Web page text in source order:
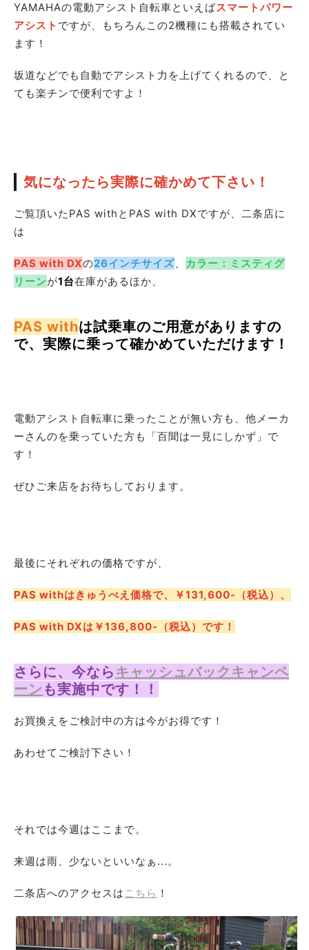
YAMAHAの電動アシスト自転車といえばスマートパワー
アシスト ですが、もちろんこの2機種にも搭載されてい
ます！
坂道などでも自動でアシスト力を上げてくれるので、と
ても楽チンで便利ですよ！
気になったら実際に確かめて下さい！
ご覧頂いたPAS withとPAS with DXですが、二条店に
は
PAS with DXの26インチサイズ、 カラー：ミスティグ
リーンが1台在庫があるほか、
PAS withは試乗車のご用意がありますの
で、 実際に乗って確かめていただけます！
電動アシスト自転車に乗ったことが無い方も、他メーカ
ーさんのを乗っていた方も「百聞は一見にしかず」で
す！
ぜひご来店をお待ちしております。
最後にそれぞれの価格ですが、
PAS withはきゅうべえ価格で、￥131,600-（税込）、
PAS with DXは￥136,800-（税込）です！
さらに、今なら キャッシュバックキャンペ
ーン も実施中です！！
お買換えをご検討中の方は今がお得です！
あわせてご検討下さい！
それでは今週はここまで。
来週は雨、少ないといいなぁ...。
二条店へのアクセスは こちら ！